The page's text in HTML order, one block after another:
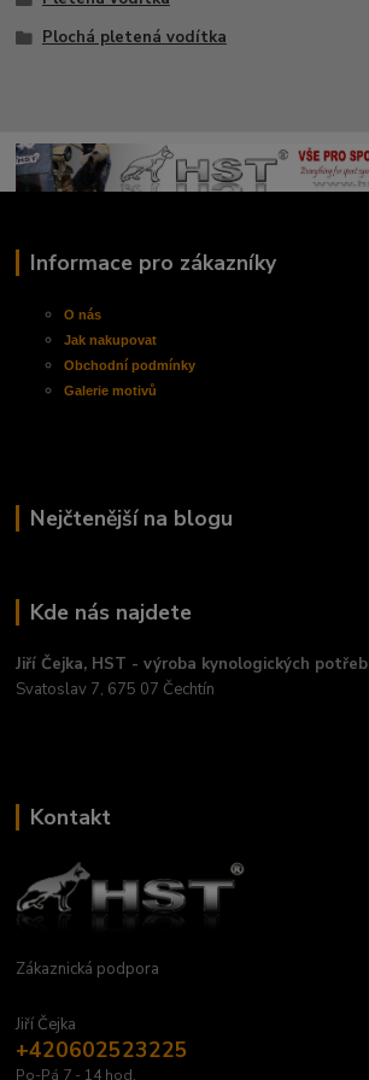
Plochá pletená vodítka
Informace pro zákazníky
O nás
Jak nakupovat
Obchodnípodmínky
Galerie motivů
Nejčtenější na blogu
Kde nás najdete
Jiří Čejka, HST - výroba kynologických potřeb
Svatoslav 7, 675 07 Čechtín
Kontakt
Zákaznická podpora
Jiří Čejka
+420602523225
Po-Pá 7 - 14 hod.